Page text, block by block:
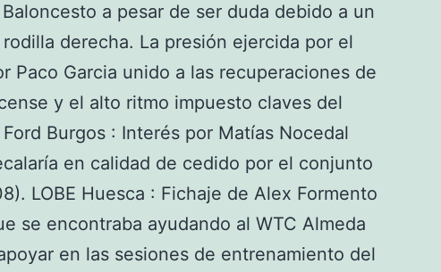
a pesar de ser duda debido a un
derecha. La presión ejercida por el
Paco Garcia unido a las recuperaciones de
y el alto ritmo impuesto claves del
Burgos : Interés por Matías Nocedal
en calidad de cedido por el conjunto
LOBE Huesca : Fichaje de Alex Formento
se encontraba ayudando al WTC Almeda
en las sesiones de entrenamiento del